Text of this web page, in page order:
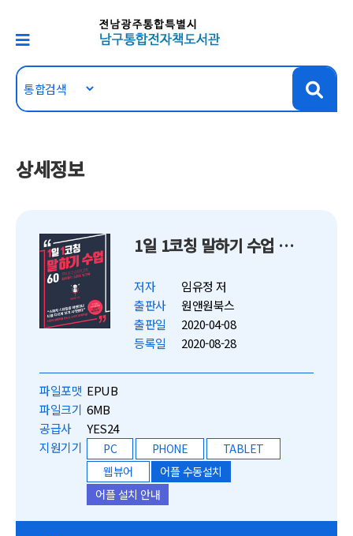
상세정보
1일 1코칭 말하기 수업 60
저자
임유정 저
출판사
원앤원북스
출판일
2020-04-08
등록일
2020-08-28
파일포맷 EPUB
파일크기 6MB
공급사
YES24
지원기기
PC PHONE
TABLET
웹뷰어
어플 수동설치
어플 설치 안내